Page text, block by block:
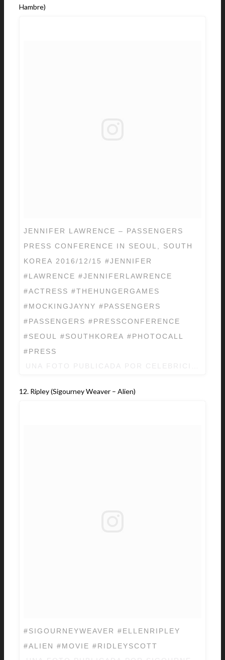
Hambre)
JENNIFER LAWRENCE – PASSENGERS
PRESS CONFERENCE IN SEOUL, SOUTH
KOREA 2016/12/15 #JENNIFER
#LAWRENCE #JENNIFERLAWRENCE
#ACTRESS #THEHUNGERGAMES
#MOCKINGJAYNY #PASSENGERS
#PASSENGERS #PRESSCONFERENCE
#SEOUL #SOUTHKOREA #PHOTOCALL
#PRESS
12. Ripley (Sigourney Weaver – Alien)
#SIGOURNEYWEAVER #ELLENRIPLEY
#ALIEN #MOVIE #RIDLEYSCOTT